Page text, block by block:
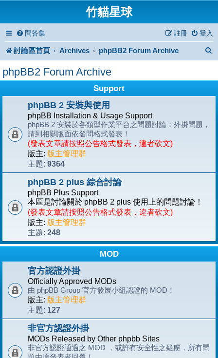
竹貓星球
問答集 登入
註冊
討論區首頁 Archives phpBB2 Forum Archive
phpBB2 Forum Archive
Support
phpBB 2 安裝與使用
phpBB Installation & Usage Support
phpBB 2 安裝於各類型作業平台之問題討論；外掛問題，
請到相關版面依發問格式發表！
(發表文章請按照公告格式發表，違者砍文)
版主: 版主管理群
主題: 9364
phpBB 2 plus 綜合討論
phpBB Plus Support
本區是討論關於 phpBB 2 plus 使用上的問題討論！
(發表文章請按照公告格式發表，違者砍文)
版主: 版主管理群
主題: 248
MOD
官方認證外掛
Officially Approved MODs
由 phpBB Group 官方發展小組認證的 MOD！
版主: 版主管理群
主題: 127
非官方認證外掛
MODs Released by Other phpbb Sites
非官方認證通過之 MOD ，或許有安全性之疑慮，所有問